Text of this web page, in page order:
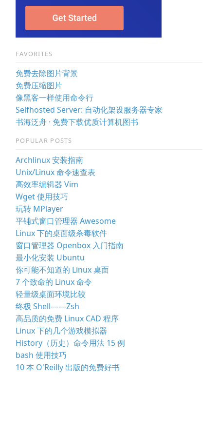
FAVORITES
免费去除图片背景
免费压缩图片
像黑客一样使用命令行
Selfhosted Server: 自动化架设服务器专家
书海泛舟 · 免费下载优质计算机图书
POPULAR POSTS
Archlinux 安装指南
Unix/Linux 命令速查表
高效率编辑器 Vim
Wget 使用技巧
玩转 MPlayer
平铺式窗口管理器 Awesome
Linux 下的桌面级杀毒软件
窗口管理器 Openbox 入门指南
最小化安装 Ubuntu
你可能不知道的 Linux 桌面
7 个致命的 Linux 命令
轻量级桌面环境比较
终极 Shell——Zsh
高品质的免费 Linux CAD 程序
Linux 下的几个游戏模拟器
History（历史）命令用法 15 例
bash 使用技巧
10 本 O'Reilly 出版的免费好书